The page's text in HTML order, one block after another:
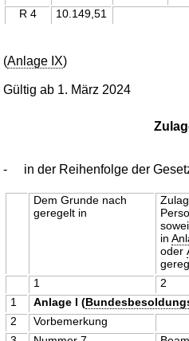
R 4
10.149,51
(Anlage IX)
Gültig ab 1. März 2024
- in der Reihenfolge der
Dem Grunde nach
geregelt in
in
oder
1 2
1
Anlage I (
2
Vorbemerkung